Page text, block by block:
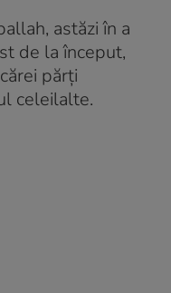
astăzi în a
de la început,
părţi
celeilalte.